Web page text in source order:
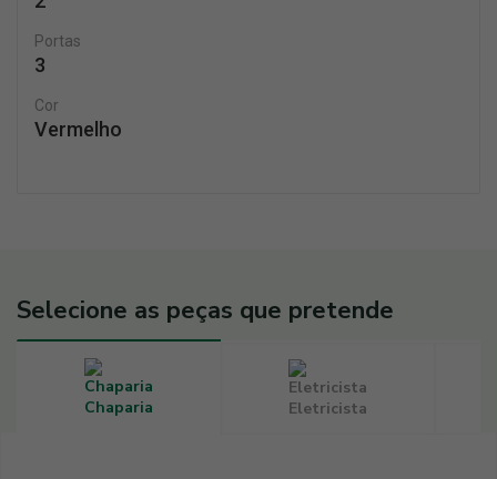
Portas
3
Cor
Vermelho
Selecione as peças que pretende
Chaparia Eletricista